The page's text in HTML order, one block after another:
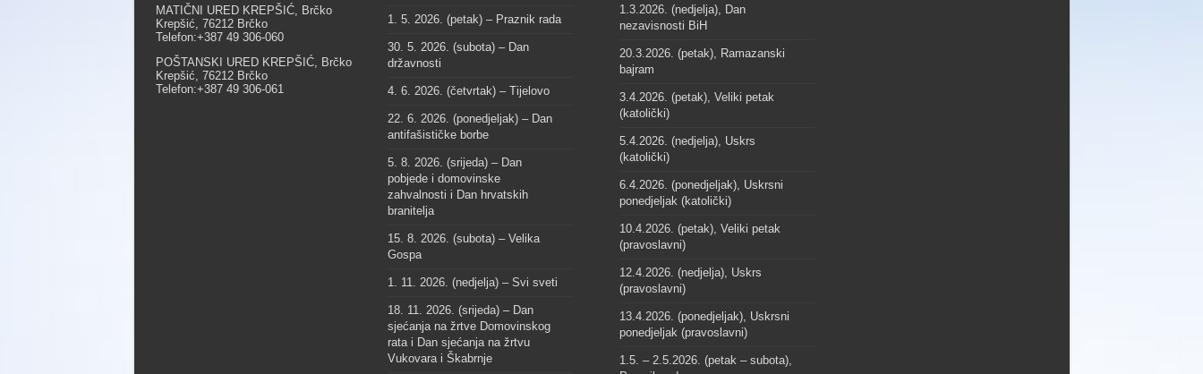
MATIČNI URED KREPŠIĆ, Brčko
Krepšić, 76212 Brčko
Telefon:+387 49 306-060
POŠTANSKI URED KREPŠIĆ, Brčko
Krepšić, 76212 Brčko
Telefon:+387 49 306-061
1. 5. 2026. (petak) – Praznik rada
30. 5. 2026. (subota) – Dan
državnosti
4. 6. 2026. (četvrtak) – Tijelovo
22. 6. 2026. (ponedjeljak) – Dan
antifašističke borbe
5. 8. 2026. (srijeda) – Dan
pobjede i domovinske
zahvalnosti i Dan hrvatskih
branitelja
15. 8. 2026. (subota) – Velika
Gospa
1. 11. 2026. (nedjelja) – Svi sveti
18. 11. 2026. (srijeda) – Dan
sjećanja na žrtve Domovinskog
rata i Dan sjećanja na žrtvu
Vukovara i Škabrnje
1.3.2026. (nedjelja), Dan
nezavisnosti BiH
20.3.2026. (petak), Ramazanski
bajram
3.4.2026. (petak), Veliki petak
(katolički)
5.4.2026. (nedjelja), Uskrs
(katolički)
6.4.2026. (ponedjeljak), Uskrsni
ponedjeljak (katolički)
10.4.2026. (petak), Veliki petak
(pravoslavni)
12.4.2026. (nedjelja), Uskrs
(pravoslavni)
13.4.2026. (ponedjeljak), Uskrsni
ponedjeljak (pravoslavni)
1.5. – 2.5.2026. (petak – subota),